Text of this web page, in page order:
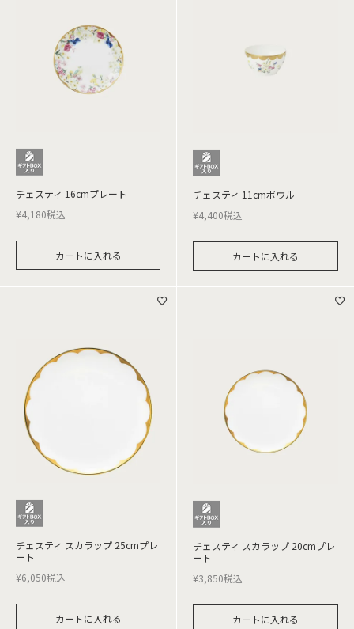
チェスティ 16cmプレート
¥4,180税込
カートに入れる
チェスティ 11cmボウル
¥4,400税込
カートに入れる
チェスティ スカラップ 25cmプレ
ート
¥6,050税込
カートに入れる
チェスティ スカラップ 20cmプレ
ート
¥3,850税込
カートに入れる